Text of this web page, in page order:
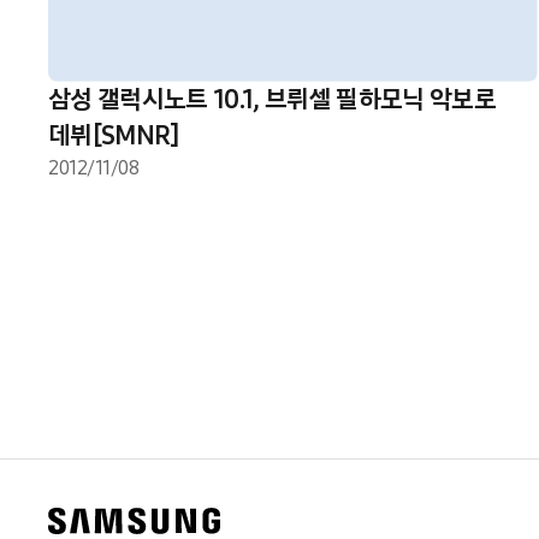
삼성 갤럭시노트 10.1, 브뤼셀 필하모닉 악보로
데뷔[SMNR]
2012/11/08